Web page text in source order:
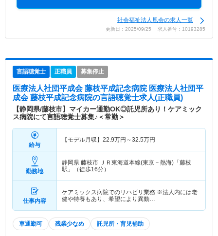
社会福祉法人凰会の求人一覧
更新日：2025/09/25 求人番号：10193285
言語聴覚士 正職員 募集停止
医療法人社団平成会 藤枝平成記念病院 医療法人社団平
成会 藤枝平成記念病院の言語聴覚士求人(正職員)
【静岡県/藤枝市】マイカー通勤OK◎託児所あり！ケアミック
ス病院にて言語聴覚士募集♪＜常勤＞
給与
【モデル月収】 22.9万円～32.5万円
勤務地
静岡県 藤枝市 ＪＲ東海道本線(東京－熱海)「藤枝
駅」（徒歩16分）
仕事内容
ケアミックス病院でのリハビリ業務 ※法人内には老
健や特養もあり、希望により異動…
車通勤可 残業少なめ 託児所・育児補助